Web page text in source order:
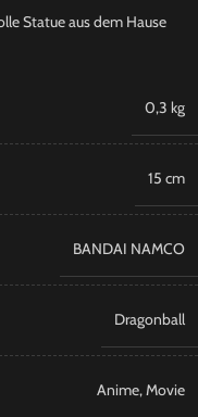
Statue aus dem Hause
0,3 kg
15 cm
BANDAI NAMCO
Dragonball
Anime,Movie